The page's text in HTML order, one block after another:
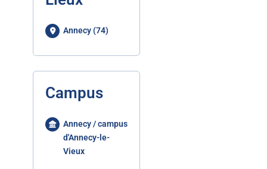
Annecy (74)
Campus
Annecy / campus
d'Annecy-le-
Vieux